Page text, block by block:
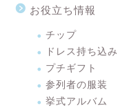
お役立ち情報
チップ
ドレス持ち込み
プチギフト
参列者の服装
挙式アルバム